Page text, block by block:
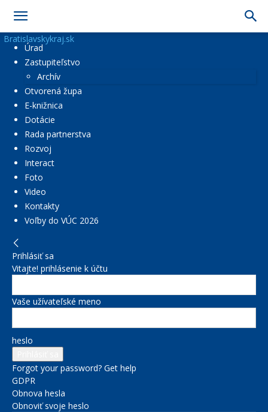
Bratislavskykraj.sk
Úrad
Zastupiteľstvo
Archív
Otvorená župa
E-knižnica
Dotácie
Rada partnerstva
Rozvoj
Interact
Foto
Video
Kontakty
Voľby do VÚC 2026
Prihlásiť sa
Vitajte! prihlásenie k účtu
Vaše užívateľské meno
heslo
Forgot your password? Get help
GDPR
Obnova hesla
Obnoviť svoje heslo